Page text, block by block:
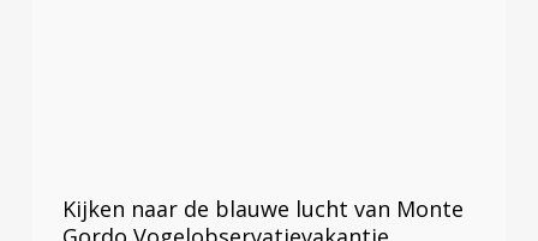
Kijken naar de blauwe lucht van Monte